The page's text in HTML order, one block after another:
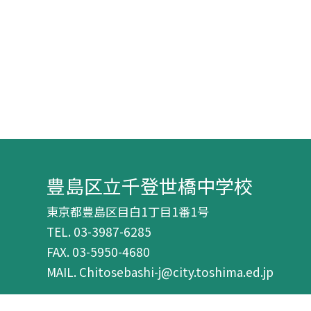
豊島区立千登世橋中学校
東京都豊島区目白1丁目1番1号
TEL. 03-3987-6285
FAX. 03-5950-4680
MAIL. Chitosebashi-j@city.toshima.ed.jp